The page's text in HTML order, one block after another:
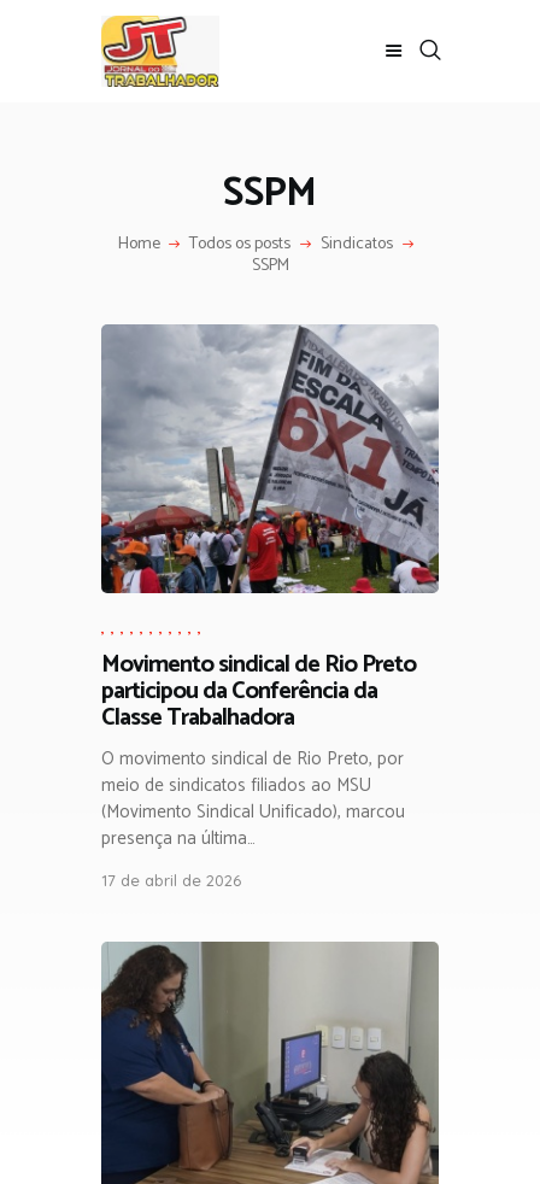
SSPM
Home Todos os posts Sindicatos
SSPM
, , , , , , , , , , ,
Movimento sindical de Rio Preto
participou da Conferência da
Classe Trabalhadora
O movimento sindical de Rio Preto, por
meio de sindicatos filiados ao MSU
(Movimento Sindical Unificado), marcou
presença na última…
17 de abril de 2026